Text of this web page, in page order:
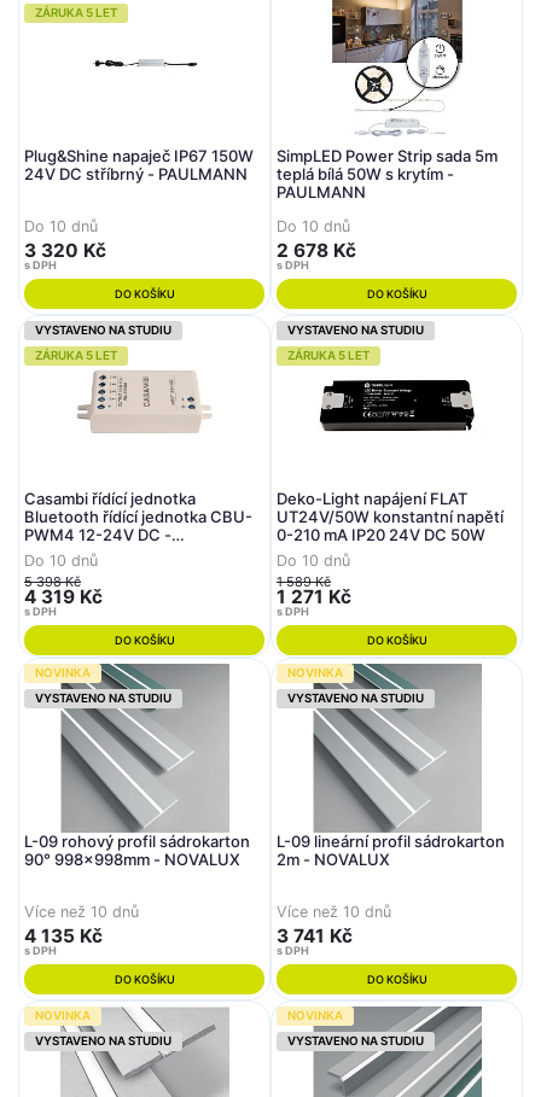
ZÁRUKA 5 LET
Plug&Shine napaječ IP67 150W
24V DC stříbrný - PAULMANN
Do 10 dnů
3 320 Kč
s DPH
DO KOŠÍKU
SimpLED Power Strip sada 5m
teplá bílá 50W s krytím -
PAULMANN
Do 10 dnů
2 678 Kč
s DPH
DO KOŠÍKU
VYSTAVENO NA STUDIU
ZÁRUKA 5 LET
Casambi řídící jednotka
Bluetooth řídící jednotka CBU-
PWM4 12-24V DC -
DEKOLIGHT
Do 10 dnů
5 398 Kč
4 319 Kč
s DPH
DO KOŠÍKU
VYSTAVENO NA STUDIU
ZÁRUKA 5 LET
Deko-Light napájení FLAT
UT24V/50W konstantní napětí
0-210 mA IP20 24V DC 50W
Do 10 dnů
1 589 Kč
1 271 Kč
s DPH
DO KOŠÍKU
NOVINKA
VYSTAVENO NA STUDIU
L-09 rohový profil sádrokarton
90° 998x998mm - NOVALUX
Více než 10 dnů
4 135 Kč
s DPH
DO KOŠÍKU
NOVINKA
VYSTAVENO NA STUDIU
L-09 lineární profil sádrokarton
2m - NOVALUX
Více než 10 dnů
3 741 Kč
s DPH
DO KOŠÍKU
NOVINKA
VYSTAVENO NA STUDIU
NOVINKA
VYSTAVENO NA STUDIU